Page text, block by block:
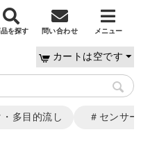
を探す 問い合わせ メニュー
カートは空です
多目的流し ＃センサ